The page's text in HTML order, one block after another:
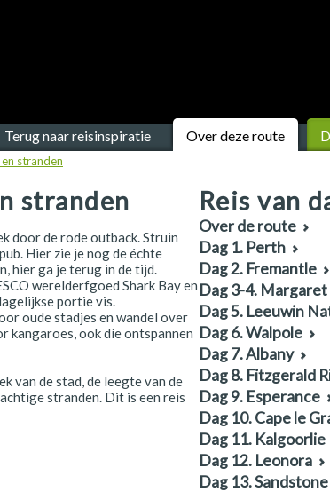
Terug naar reisinspiratie Over deze route
stranden
stranden
door de rode outback. Struin
Hier zie je nog de échte
hier ga je terug in de tijd.
werelderfgoed Shark Bay en
portie vis.
oude stadjes en wandel over
kangaroes, ook díe ontspannen
van de stad, de leegte van de
stranden. Dit is een reis
Reis van
Over de route
Dag 1. Perth
Dag 2. Fremantle
Dag 3-4. Margaret
Dag 5. Leeuwin
Dag 6. Walpole
Dag 7. Albany
Dag 8. Fitzgerald
Dag 9. Esperance
Dag 10. Cape le
Dag 11. Kalgoorlie
Dag 12. Leonora
Dag 13. Sandstone